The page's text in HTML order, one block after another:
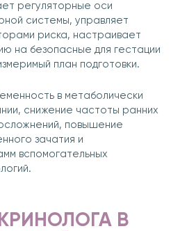
регуляторные оси
системы, управляет
риска, настраивает
на безопасные для гестации
план подготовки.
в метаболически
снижение частоты ранних
повышение
зачатия и
вспомогательных
В